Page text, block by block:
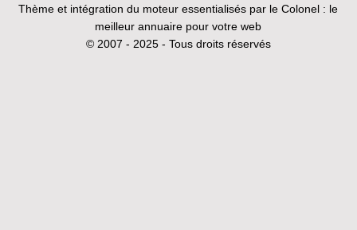
Thème et intégration du moteur essentialisés par le Colonel : le
meilleur annuaire pour votre web
© 2007 - 2025 - Tous droits réservés